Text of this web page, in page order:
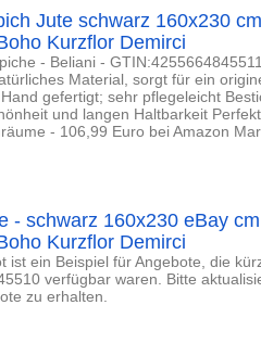
Jute schwarz 160x230
Kurzflor Demirci
- Beliani -
Material, sorgt für ein
gefertigt; sehr pflegeleicht
und langen Haltbarkeit
- 106,99 Euro bei Amazon
- schwarz 160x230 eBay
Kurzflor Demirci
ist ein Beispiel für Angebote, die
verfügbar waren. Bitte
zu erhalten.